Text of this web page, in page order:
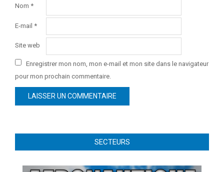
Nom *
E-mail *
Site web
Enregistrer mon nom, mon e-mail et mon site dans le navigateur
pour mon prochain commentaire.
SECTEURS